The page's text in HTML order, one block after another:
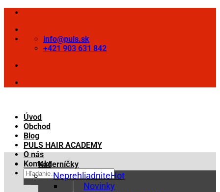
Skip
content
info@puls.sk
+421 903 631 842
Úvod
Obchod
Blog
PULS HAIR ACADEMY
O nás
Kontakt
Hľadať:
Kaderníčky
Neprehliadnite
Novinky